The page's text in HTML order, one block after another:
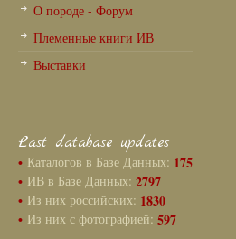
О породе - Форум
Племенные книги ИВ
Выставки
Last database updates
• Каталогов в Базе Данных: 175
• ИВ в Базе Данных: 2797
• Из них российских: 1830
• Из них с фотографией: 597